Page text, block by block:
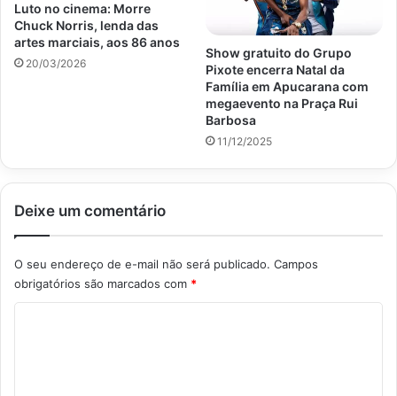
Luto no cinema: Morre
Chuck Norris, lenda das
artes marciais, aos 86 anos
20/03/2026
Show gratuito do Grupo
Pixote encerra Natal da
Família em Apucarana com
megaevento na Praça Rui
Barbosa
11/12/2025
Deixe um comentário
O seu endereço de e-mail não será publicado. Campos
obrigatórios são marcados com *